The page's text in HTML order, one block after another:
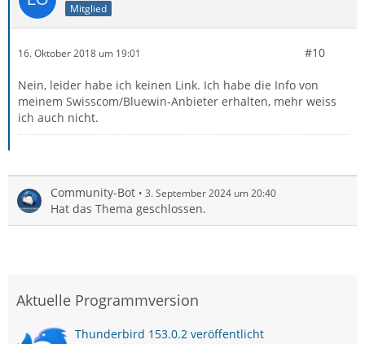
Mitglied
16. Oktober 2018 um 19:01 #10
Nein, leider habe ich keinen Link. Ich habe die Info von
meinem Swisscom/Bluewin-Anbieter erhalten, mehr weiss
ich auch nicht.
Community-Bot 3. September 2024 um 20:40
Hat das Thema geschlossen.
Aktuelle Programmversion
Thunderbird 153.0.2 veröffentlicht